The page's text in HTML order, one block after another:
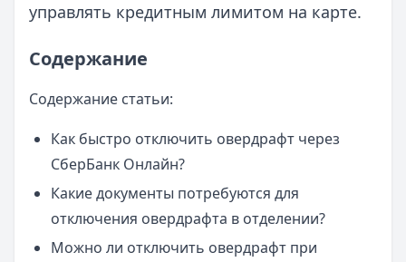
управлять кредитным лимитом на карте.
Содержание
Содержание статьи:
Как быстро отключить овердрафт через
СберБанк Онлайн?
Какие документы потребуются для
отключения овердрафта в отделении?
Можно ли отключить овердрафт при